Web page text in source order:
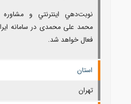
نوبت‌دهي اينترنتي و
محمد علی محمدی در سامانه
فعال خواهد شد.
استان
تهران